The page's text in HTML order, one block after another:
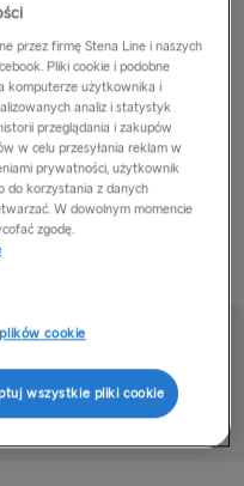
cenie dla
i przeżyj
na Ciebie cały
pokładzie
na 33 wyspach...
napoje Kabiny
przez firmę Stena Line i naszych
Pliki cookie i podobne
komputerze użytkownika i
analiz i statystyk
przeglądania i zakupów
w celu przesyłania reklam w
prywatności, użytkownik
do korzystania z danych
W dowolnym momencie
zgodę.
cookie
wszystkie pliki cookie